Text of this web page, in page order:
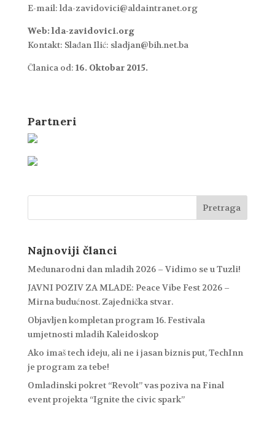
E-mail: lda-zavidovici@aldaintranet.org
Web: lda-zavidovici.org
Kontakt: Slađan Ilić: sladjan@bih.net.ba
Članica od: 16. Oktobar 2015.
Partneri
Najnoviji članci
Međunarodni dan mladih 2026 – Vidimo se u Tuzli!
JAVNI POZIV ZA MLADE: Peace Vibe Fest 2026 –
Mirna budućnost. Zajednička stvar.
Objavljen kompletan program 16. Festivala
umjetnosti mladih Kaleidoskop
Ako imaš tech ideju, ali ne i jasan biznis put, TechInn
je program za tebe!
Omladinski pokret “Revolt” vas poziva na Final
event projekta “Ignite the civic spark”